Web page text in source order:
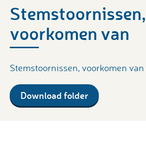
Stemstoornissen,
voorkomen van
Stemstoornissen, voorkomen van
Download folder